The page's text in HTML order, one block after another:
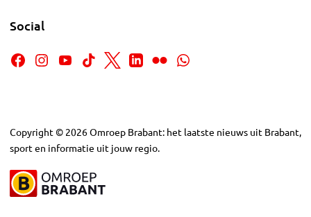
Social
Copyright © 2026Omroep Brabant: het laatste nieuws uit Brabant,
sport en informatie uit jouw regio.